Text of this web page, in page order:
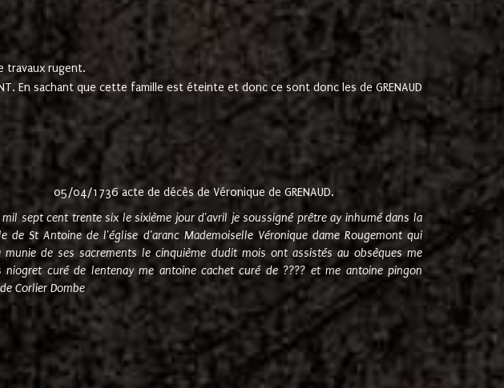
travaux rugent.
En sachant que cette famille est éteinte et donc ce sont donc les de GRENAUD
05/04/1736 acte de décès de Véronique de GRENAUD.
mil sept cent trente six le sixième jour d'avril je soussigné prêtre ay inhumé dans la
de St Antoine de l'église d'aranc Mademoiselle Véronique dame Rougemont qui
munie de ses sacrements le cinquième dudit mois ont assistés au obsèques me
niogret curé de lentenay me antoine cachet curé de ???? et me antoine pingon
Corlier Dombe